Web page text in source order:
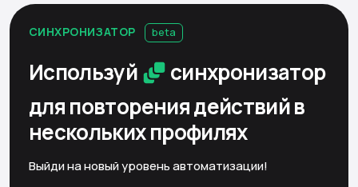
СИНХРОНИЗАТОР beta
Используй
синхронизатор
для повторения действийв
нескольких профилях
Выйди на новый уровень автоматизации!